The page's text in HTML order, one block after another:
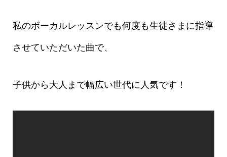
私のボーカルレッスンでも何度も生徒さまに指導
させていただいた曲で、
子供から大人まで幅広い世代に人気です！